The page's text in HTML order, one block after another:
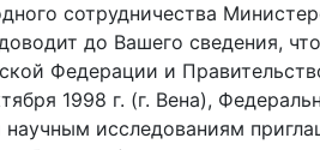
сотрудничества
до Вашего сведения,
Федерации и
1998 г. (г. Вена),
исследованиям